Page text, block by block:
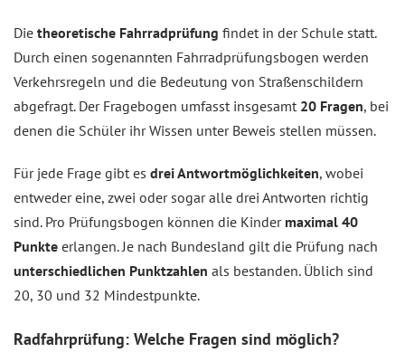
Die theoretische Fahrradprüfung findet in der Schule statt.
Durch einen sogenannten Fahrradprüfungsbogen werden
Verkehrsregeln und die Bedeutung von Straßenschildern
abgefragt. Der Fragebogen umfasst insgesamt 20 Fragen, bei
denen die Schüler ihr Wissen unter Beweis stellen müssen.
Für jede Frage gibt es drei Antwortmöglichkeiten, wobei
entweder eine, zwei oder sogar alle drei Antworten richtig
sind. Pro Prüfungsbogen können die Kinder maximal 40
Punkte erlangen. Je nach Bundesland gilt die Prüfung nach
unterschiedlichen Punktzahlen als bestanden. Üblich sind
20, 30 und 32 Mindestpunkte.
Radfahrprüfung: Welche Fragen sind möglich?